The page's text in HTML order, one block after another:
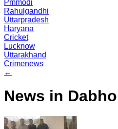
Pmmodi
Rahulgandhi
Uttarpradesh
Haryana
Cricket
Lucknow
Uttarakhand
Crimenews
←
News in